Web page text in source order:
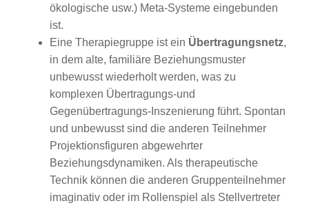
ökologische usw.) Meta-Systeme eingebunden
ist.
Eine Therapiegruppe ist ein Übertragungsnetz,
in dem alte, familiäre Beziehungsmuster
unbewusst wiederholt werden, was zu
komplexen Übertragungs-und
Gegenübertragungs-Inszenierung führt. Spontan
und unbewusst sind die anderen Teilnehmer
Projektionsfiguren abgewehrter
Beziehungsdynamiken. Als therapeutische
Technik können die anderen Gruppenteilnehmer
imaginativ oder im Rollenspiel als Stellvertreter